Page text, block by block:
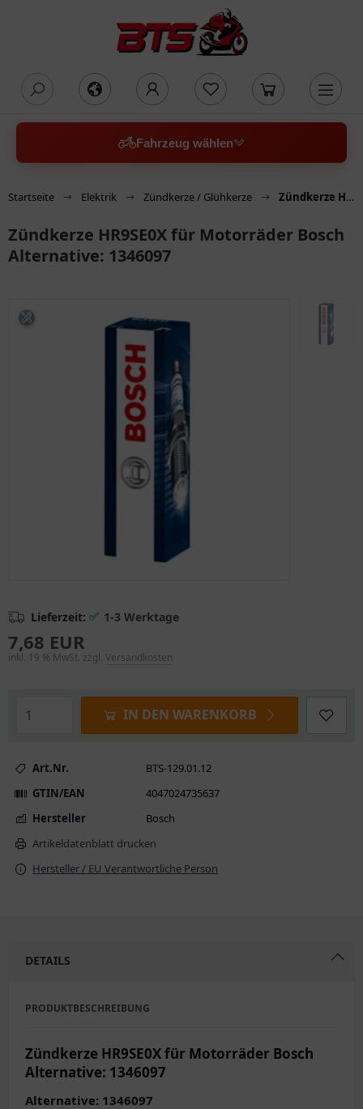
Fahrzeug wählen
Startseite Elektrik Zündkerze / Glühkerze Zündkerze HR9SE0X für Motorräder Bosch Alternative: 1346097
Zündkerze HR9SE0X für Motorräder Bosch
Alternative: 1346097
Lieferzeit: ✅ 1-3 Werktage
7,68 EUR
inkl. 19 % MwSt. zzgl. Versandkosten
IN DEN WARENKORB
Art.Nr.
BTS-129.01.12
GTIN/EAN
4047024735637
Hersteller
Bosch
Artikeldatenblatt drucken
Hersteller / EU Verantwortliche Person
DETAILS
PRODUKTBESCHREIBUNG
Zündkerze HR9SE0X für Motorräder Bosch
Alternative: 1346097
Alternative: 1346097